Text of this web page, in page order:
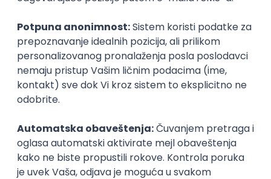
Karijerne mogućnosti
Upis
Testovi znanja
Pogledaj koji testovi znanja ti mogu pomoći za upis na ovaj
fakultet i proveri svoje trenutno znanje iz tih oblasti.